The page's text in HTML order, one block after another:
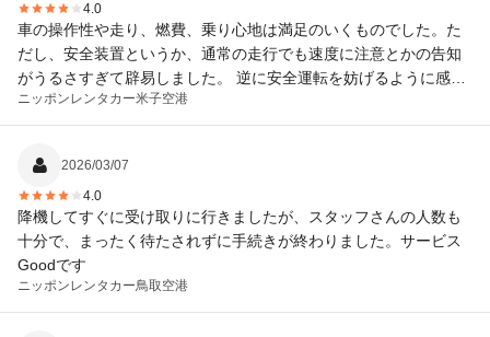
4.0
車の操作性や走り、燃費、乗り心地は満足のいくものでした。た
だし、安全装置というか、通常の走行でも速度に注意とかの告知
がうるさすぎて辟易しました。 逆に安全運転を妨げるように感じ
ました。
ニッポンレンタカー米子空港
2026/03/07
4.0
降機してすぐに受け取りに行きましたが、スタッフさんの人数も
十分で、まったく待たされずに手続きが終わりました。サービス
Goodです
ニッポンレンタカー鳥取空港